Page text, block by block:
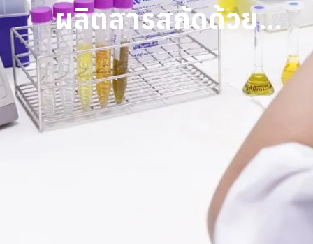
ผลิตสารสกัดด้วย
เทคโนโลยี Nano
Encapsulation